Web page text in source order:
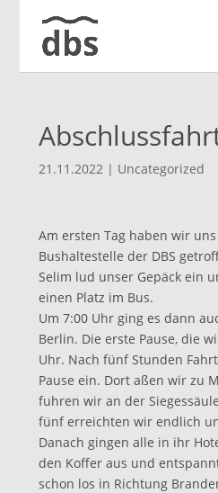
21.11.2022| Uncategorized
Am ersten Tag haben wir
Bushaltestelle der DBS
Selim lud unser Gepäck ein
einen Platz im Bus.
Um 7:00 Uhr ging es dann
Berlin. Die erste Pause, die
Uhr. Nach fünf Stunden
Pause ein. Dort aßen wir zu
fuhren wir an der
fünf erreichten wir endlich
Danach gingen alle in ihr
den Koffer aus und
schon los in Richtung